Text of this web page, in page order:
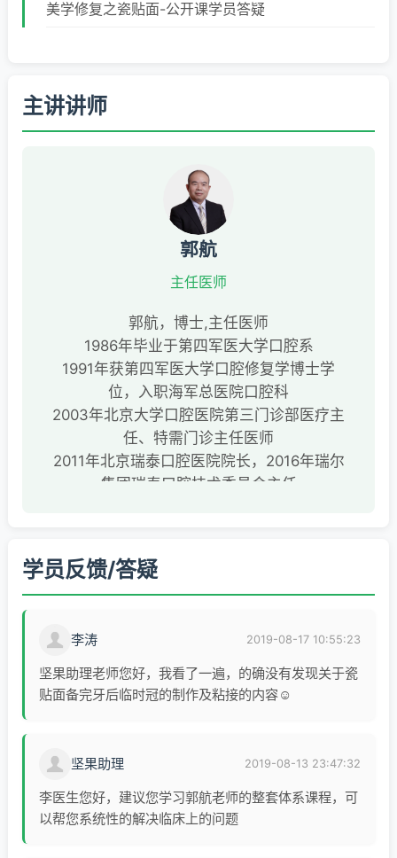
美学修复之瓷贴面-公开课学员答疑
主讲讲师
郭航
主任医师
郭航，博士,主任医师
1986年毕业于第四军医大学口腔系
1991年获第四军医大学口腔修复学博士学
位，入职海军总医院口腔科
2003年北京大学口腔医院第三门诊部医疗主
任、特需门诊主任医师
2011年北京瑞泰口腔医院院长，2016年瑞尔
集团瑞泰口腔技术委员会主任
全国卫生企业管理协会数字化口腔产业分会
副会长、专家委员会成员
中华医学会医学美容分会牙科学组委员
中国整形美容协会口腔整形美容分会委员
口腔分会常务委员
讲师, Nobel专家级讲师
多个树脂和瓷材料品牌讲师
学员反馈/答疑
李涛 2019-08-17 10:55:23
坚果助理老师您好，我看了一遍，的确没有发现关于瓷
贴面备完牙后临时冠的制作及粘接的内容☺️
坚果助理 2019-08-13 23:47:32
李医生您好，建议您学习郭航老师的整套体系课程，可
以帮您系统性的解决临床上的问题